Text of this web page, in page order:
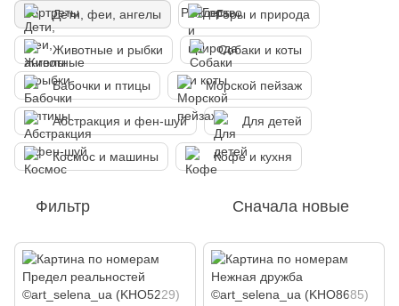
Дети, феи, ангелы Горы и природа
Животные и рыбки Собаки и коты
Бабочки и птицы Морской пейзаж
Абстракция и фен-шуй Для детей
Космос и машины Кофе и кухня
Фильтр Сначала новые